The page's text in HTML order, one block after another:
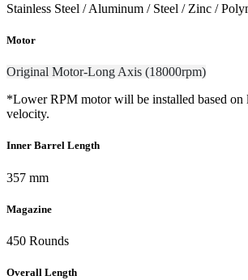
Stainless Steel / Aluminum / Steel / Zinc /
Motor
Original Motor-Long Axis (18000rpm)
*Lower RPM motor will be installed based on
velocity.
Inner Barrel Length
357 mm
Magazine
450 Rounds
Overall Length